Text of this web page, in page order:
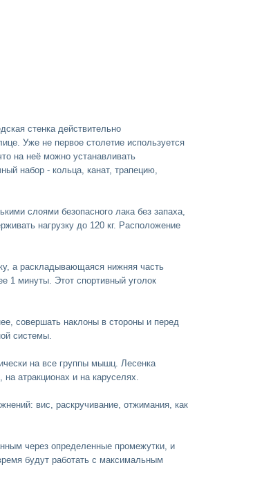
стенка действительно
Уже не первое столетие используется
на неё можно устанавливать
набор - кольца, канат, трапецию,
слоями безопасного лака без запаха,
нагрузку до 120 кг. Расположение
а раскладывающаяся нижняя часть
1 минуты. Этот спортивный уголок
совершать наклоны в стороны и перед
системы.
на все группы мышц. Лесенка
атракционах и на каруселях.
вис, раскручивание, отжимания, как
через определенные промежутки, и
будут работать с максимальным